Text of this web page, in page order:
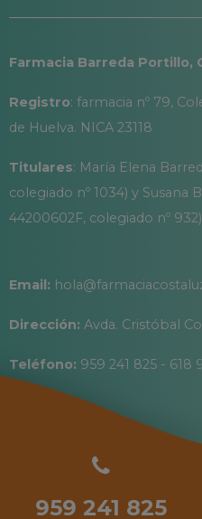
Farmacia Barreda Portillo,
Registro: farmacia nº 79,
de Huelva. NICA 23118
Titulares: María Elena
colegiado nº 1034) y Susana
44200602F, colegiado nº 932)
Email:
Dirección: Avda. Cristóbal
Teléfono: 959 241 825 - 618
959 241 825